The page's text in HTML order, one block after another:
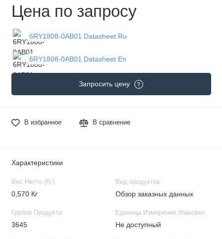
Цена по запросу
6RY1808-0AB01 Datasheet Ru
6RY1808-0AB01 Datasheet En
Запросить цену
В избранное В сравнение
Характеристики
Вес Нетто (Кг)
0,570 Кг
Вид продуктов
Обзор заказных данных
Группа Продукта
3645
Единица Измерения Упаковки
Не доступный